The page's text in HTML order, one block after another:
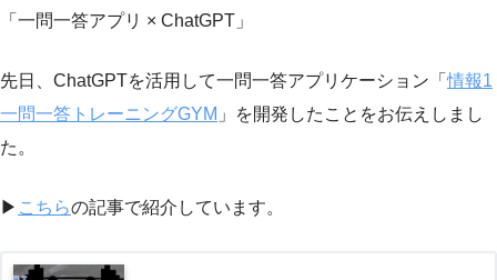
「一問一答アプリ × ChatGPT」
先日、ChatGPTを活用して一問一答アプリケーション「情報1
一問一答トレーニングGYM 」を開発したことをお伝えしまし
た。
▶︎ こちらの記事で紹介しています。